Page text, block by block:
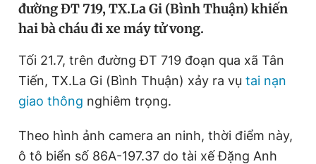
Video Magazine
Sản phẩm khác
Tiện ích Bạn cần biết
Thông tin tòa soạn Liên hệ quảng cáo
đường ĐT 719, TX.La Gi (Bình Thuận) khiến
hai bà cháu đi xe máy tử vong.
Tối 21.7, trên đường ĐT 719 đoạn qua xã Tân
Tiến, TX.La Gi (Bình Thuận) xảy ra vụ tai nạn
giao thông nghiêm trọng.
Theo hình ảnh camera an ninh, thời điểm này,
ô tô biển số 86A-197.37 do tài xế Đặng Anh